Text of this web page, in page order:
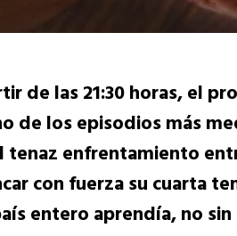
de las 21:30 horas, el
de los episodios más
tenaz enfrentamiento
con fuerza su cuarta
entero aprendía, no